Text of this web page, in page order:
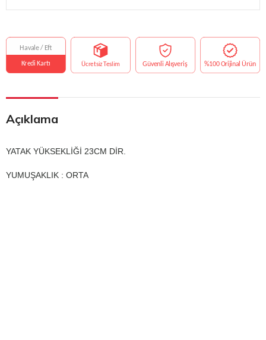
Açıklama
YATAK YÜKSEKLİĞİ 23CM DİR.
YUMUŞAKLIK : ORTA